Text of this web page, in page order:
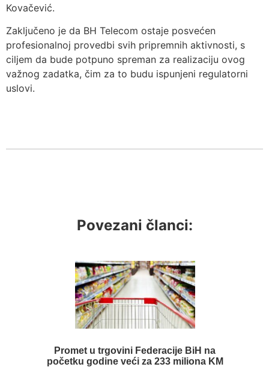
Kovačević.
Zaključeno je da BH Telecom ostaje posvećen
profesionalnoj provedbi svih pripremnih aktivnosti, s
ciljem da bude potpuno spreman za realizaciju ovog
važnog zadatka, čim za to budu ispunjeni regulatorni
uslovi.
Povezani članci:
Promet u trgovini Federacije BiH na
početku godine veći za 233 miliona KM